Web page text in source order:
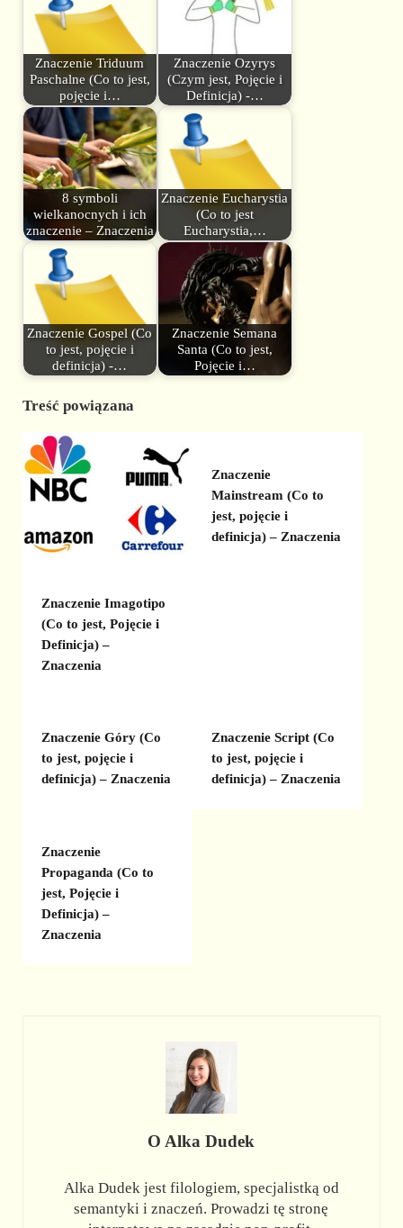
Znaczenie Triduum
Paschalne (Co to jest,
pojęcie i…
Znaczenie Ozyrys
(Czym jest, Pojęcie i
Definicja) -…
8 symboli
wielkanocnych i ich
znaczenie – Znaczenia
Znaczenie Eucharystia
(Co to jest
Eucharystia,…
Znaczenie Gospel (Co
to jest, pojęcie i
definicja) -…
Znaczenie Semana
Santa (Co to jest,
Pojęcie i…
Treść powiązana
Znaczenie Imagotipo
(Co to jest, Pojęcie i
Definicja) –
Znaczenia
Znaczenie
Mainstream (Co to
jest, pojęcie i
definicja) – Znaczenia
Znaczenie Góry (Co
to jest, pojęcie i
definicja) – Znaczenia
Znaczenie Script (Co
to jest, pojęcie i
definicja) – Znaczenia
Znaczenie
Propaganda (Co to
jest, Pojęcie i
Definicja) –
Znaczenia
OAlka Dudek
Alka Dudek jest filologiem, specjalistką od
semantyki i znaczeń. Prowadzi tę stronę